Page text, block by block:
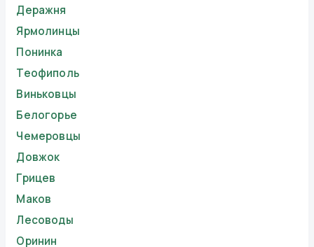
Деражня
Ярмолинцы
Понинка
Теофиполь
Виньковцы
Белогорье
Чемеровцы
Довжок
Грицев
Маков
Лесоводы
Оринин